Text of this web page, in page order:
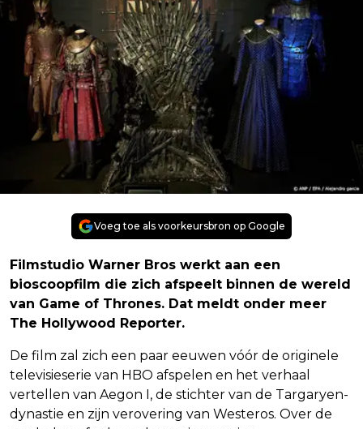
Voeg toe als voorkeursbron op Google
Filmstudio Warner Bros werkt aan een
bioscoopfilm die zich afspeelt binnen de wereld
van Game of Thrones. Dat meldt onder meer
The Hollywood Reporter.
De film zal zich een paar eeuwen vóór de originele
televisieserie van HBO afspelen en het verhaal
vertellen van Aegon I, de stichter van de Targaryen-
dynastie en zijn verovering van Westeros. Over de